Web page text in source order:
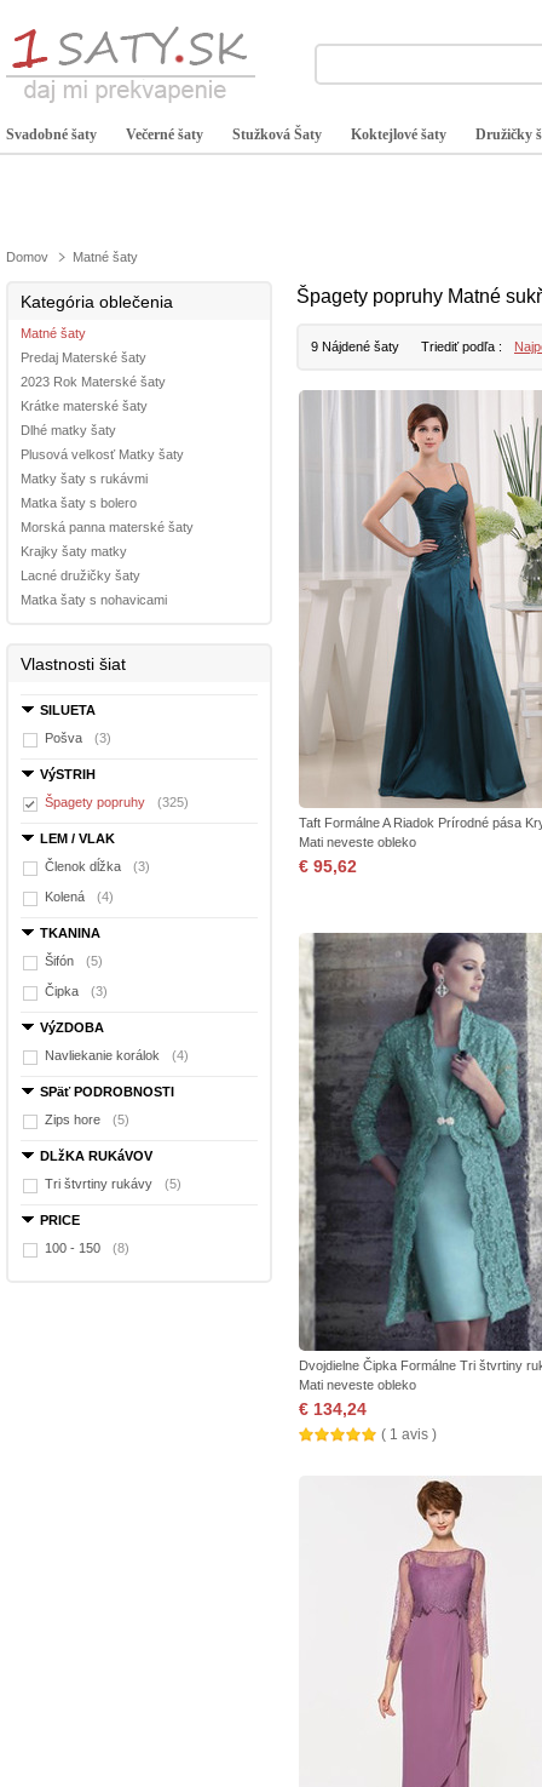
Svadobné šaty Večerné šaty Stužková Šaty Koktejlové šaty Družičky
Domov Matné šaty
Kategória oblečenia
Matné šaty
Predaj Materské šaty
2023 Rok Materské šaty
Krátke materské šaty
Dlhé matky šaty
Plusová velkosť Matky šaty
Matky šaty s rukávmi
Matka šaty s bolero
Morská panna materské šaty
Krajky šaty matky
Lacné družičky šaty
Matka šaty s nohavicami
Vlastnosti šiat
SILUETA
Pošva
(3)
VýSTRIH
Špagety popruhy
(325)
LEM / VLAK
Členok dĺžka
(3)
Kolená (4)
TKANINA
Šifón
(5)
Čipka (3)
VýZDOBA
Navliekanie korálok
(4)
SPäť PODROBNOSTI
Zips hore
(5)
DLžKA RUKáVOV
Tri štvrtiny rukávy
(5)
PRICE
100 - 150
(8)
Špagety popruhy Matné
9 Nájdené šaty Triediť podľa :
Taft Formálne A Riadok Prírodné pása
Mati neveste obleko
€ 95,62
Dvojdielne Čipka Formálne Tri štvrtiny
Mati neveste obleko
€ 134,24
( 1 avis )